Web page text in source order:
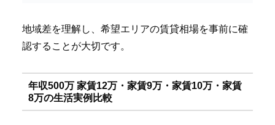
地域差を理解し、希望エリアの賃貸相場を事前に確
認することが大切です。
年収500万 家賃12万・家賃9万・家賃10万・家賃
8万の生活実例比較